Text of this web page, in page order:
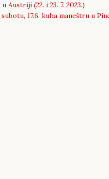
(22. i 23. 7. 2023.)
17.6. kuha maneštru u